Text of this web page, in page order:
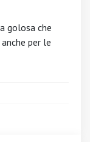
golosa che
per le